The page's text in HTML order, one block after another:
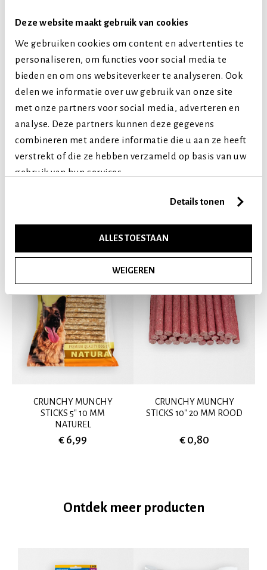
Deze website maakt gebruik van cookies
We gebruiken cookies om content en advertenties te
personaliseren, om functies voor social media te
bieden en om ons websiteverkeer te analyseren. Ook
delen we informatie over uw gebruik van onze site
met onze partners voor social media, adverteren en
analyse. Deze partners kunnen deze gegevens
combineren met andere informatie die u aan ze heeft
verstrekt of die ze hebben verzameld op basis van uw
gebruik van hun services.
Details tonen
ALLES TOESTAAN
WEIGEREN
Rund
Hondenras
Middelgrote honden
Grote honden
Extra grote honden
Levensfase
Volwassen (2-7 jaar)
Senior (8+ jaar)
CRUNCHY MUNCHY
STICKS 5" 10 MM
NATUREL
€ 6,99
CRUNCHY MUNCHY
STICKS 10" 20 MM ROOD
€ 0,80
Ontdek meer producten